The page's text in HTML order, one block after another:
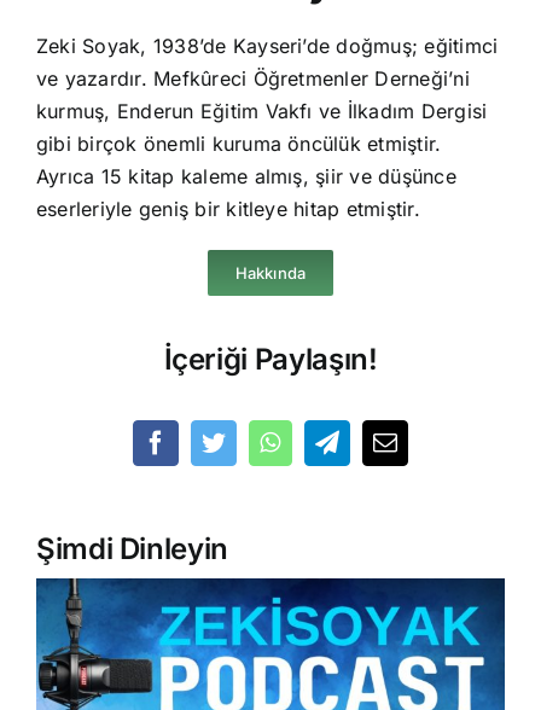
Zeki Soyak, 1938’de Kayseri’de doğmuş; eğitimci
ve yazardır. Mefkûreci Öğretmenler Derneği’ni
kurmuş, Enderun Eğitim Vakfı ve İlkadım Dergisi
gibi birçok önemli kuruma öncülük etmiştir.
Ayrıca 15 kitap kaleme almış, şiir ve düşünce
eserleriyle geniş bir kitleye hitap etmiştir.
Hakkında
İçeriği Paylaşın!
Şimdi Dinleyin